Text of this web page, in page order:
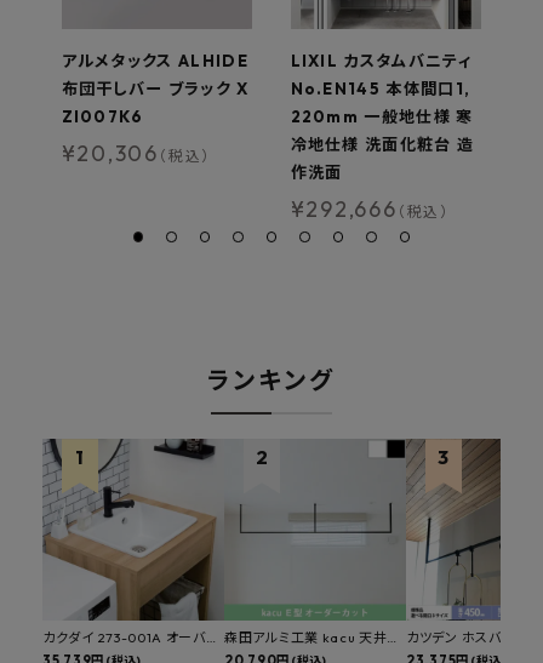
アルメタックス ALHIDE
布団干しバー ブラック X
ZI007K6
¥20,306 （税込）
LIXIL カスタムバニティ
No.EN145 本体間口1,
220mm 一般地仕様 寒
冷地仕様 洗面化粧台 造
作洗面
¥292,666 （税込）
ランキング
カクダイ 273-001A オーバー 森田アルミ工業 kacu 天井付
カツデン ホスバ 天井